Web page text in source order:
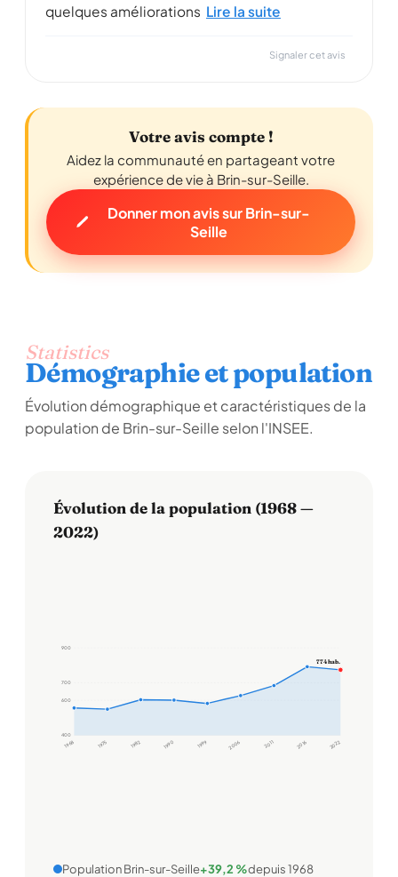
quelques améliorations Lire la suite
Signaler cet avis
Votre avis compte !
Aidez la communauté en partageant votre
expérience de vie à Brin-sur-Seille.
Donner mon avis sur Brin-sur-
Seille
Statistics
Démographie et population
Évolution démographique et caractéristiques de la
population de Brin-sur-Seille selon l'INSEE.
Évolution de la population (1968 —
2022)
400
600
700
900
1968 1975 1982 1990 1999 2006 2011 2016 2022
774 hab.
Population Brin-sur-Seille+39,2 %depuis 1968